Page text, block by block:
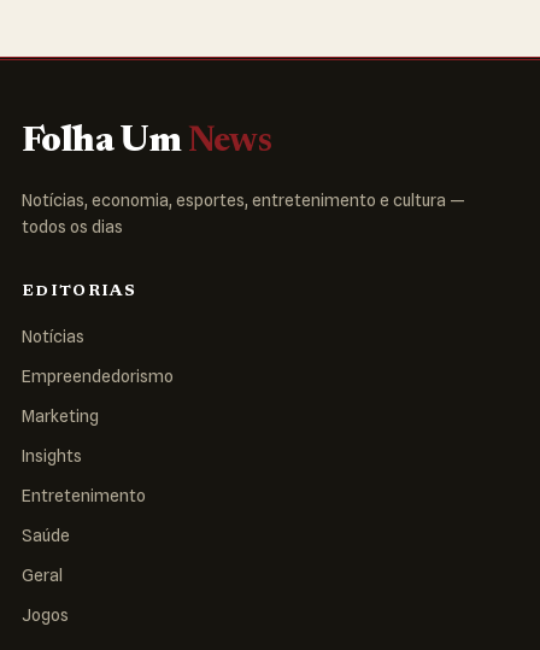
Folha Um News
Notícias, economia, esportes, entretenimento e cultura —
todos os dias
EDITORIAS
Notícias
Empreendedorismo
Marketing
Insights
Entretenimento
Saúde
Geral
Jogos